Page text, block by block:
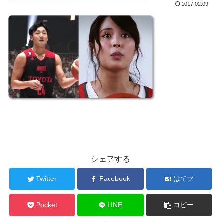
2017.02.09
シェアする
Twitter Facebook はてブ
Pocket LINE コピー